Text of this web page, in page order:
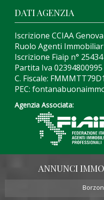
DATI AGENZIA
Iscrizione CCIAA
Ruolo Agenti Immobiliari
Iscrizione Fiaip n° 25434
Partita Iva 02394800995
C. Fiscale:
PEC:
Agenzia Associata:
ANNUNCI